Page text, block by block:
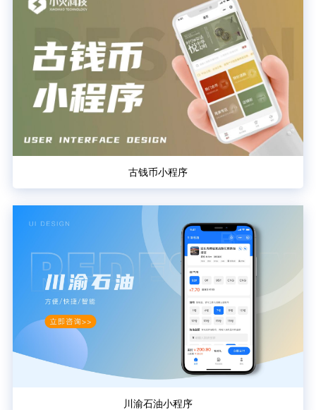
古钱币小程序
川渝石油小程序